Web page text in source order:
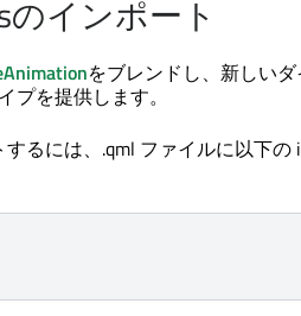
のインポート
をブレンドし、新しい
プを提供します。
るには、.qml ファイルに以下の